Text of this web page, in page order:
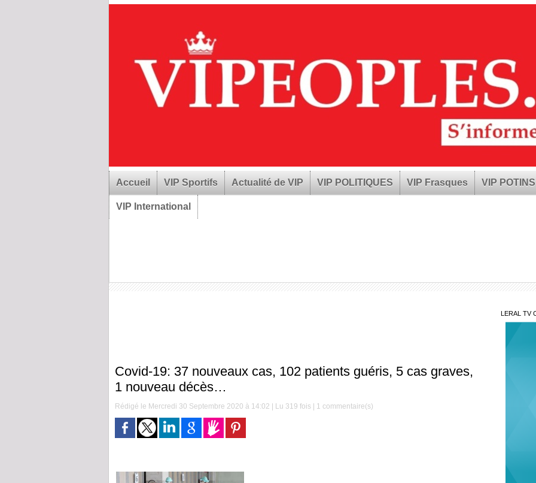
Accueil VIP Sportifs Actualité de VIP VIP POLITIQUES VIP Frasques VIP POTINS
VIP International
Covid-19: 37 nouveaux cas, 102 patients guéris, 5 cas graves,
1 nouveau décès…
Rédigé le Mercredi 30 Septembre 2020 à 14:02 | Lu 319 fois | 1 commentaire(s)
LERAL TV